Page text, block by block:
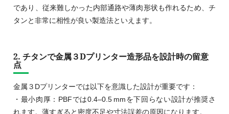
であり、従来難しかった内部通路や薄肉形状も作れるため、チ
タンと非常に相性が良い製造法といえます。
2. チタンで金属３Dプリンター造形品を設計時の留意
点
金属３Dプリンターでは以下を意識した設計が重要です：
・最小肉厚：PBFでは0.4–0.5 mmを下回らない設計が推奨さ
れます。薄すぎると密度不足や寸法誤差の原因になります。